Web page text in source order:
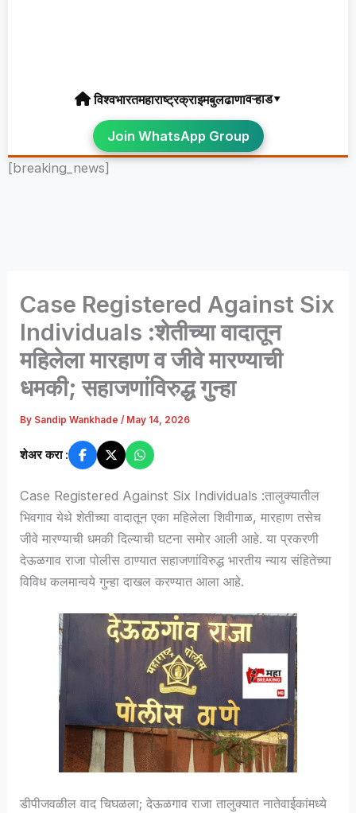
विश्वभारतमहाराष्ट्रक्राइमबुलढाणावऱ्हाड▾
Join WhatsApp Group
[breaking_news]
Case Registered Against Six
Individuals :शेतीच्या वादातून
महिलेला मारहाण व जीवे मारण्याची
धमकी; सहाजणांविरुद्ध गुन्हा
By Sandip Wankhade/ May 14, 2026
शेअर करा :
Case Registered Against Six Individuals :तालुक्यातील
भिवगाव येथे शेतीच्या वादातून एका महिलेला शिवीगाळ, मारहाण तसेच
जीवे मारण्याची धमकी दिल्याची घटना समोर आली आहे. या प्रकरणी
देऊळगाव राजा पोलीस ठाण्यात सहाजणांविरुद्ध भारतीय न्याय संहितेच्या
विविध कलमान्वये गुन्हा दाखल करण्यात आला आहे.
डीपीजवळील वाद चिघळला; देऊळगाव राजा तालुक्यात नातेवाईकांमध्ये